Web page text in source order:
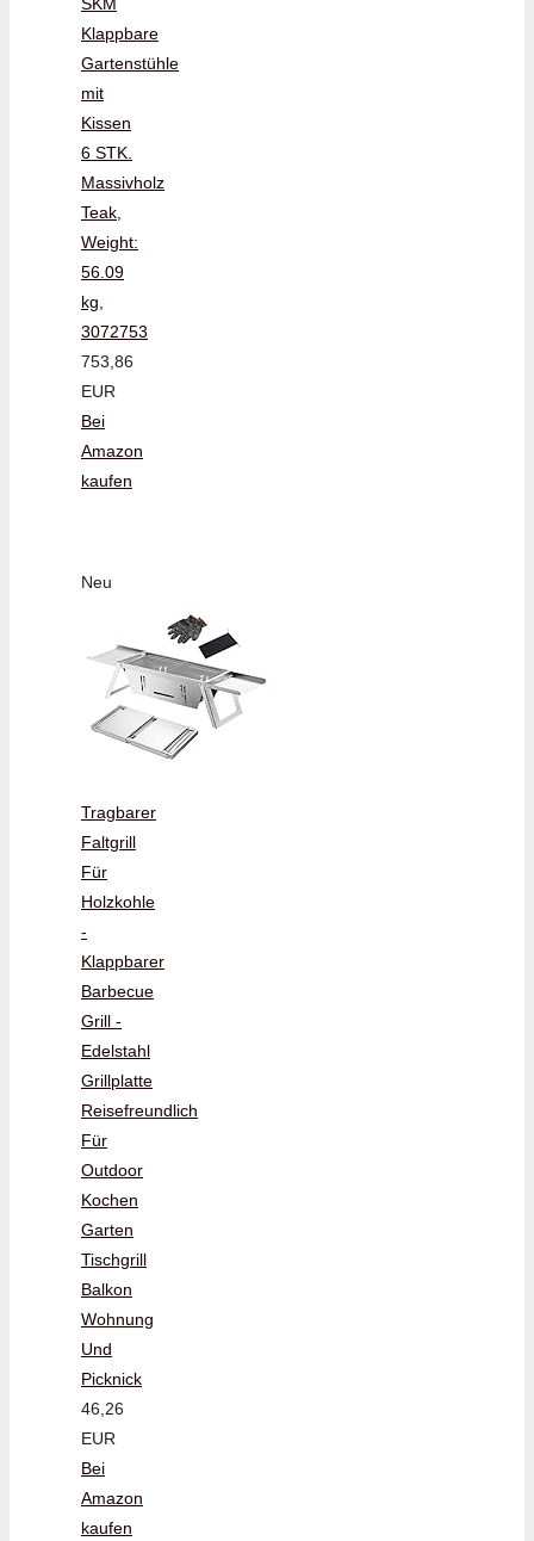
Klappbare
Gartenstühle
mit
Kissen
6 STK.
Massivholz
Teak,
Weight:
56.09
kg,
3072753
753,86
EUR
Bei
Amazon
kaufen
Neu
Tragbarer
Faltgrill
Für
Holzkohle
-
Klappbarer
Barbecue
Grill -
Edelstahl
Grillplatte
Reisefreundlich
Für
Outdoor
Kochen
Garten
Tischgrill
Balkon
Wohnung
Und
Picknick
46,26
EUR
Bei
Amazon
kaufen